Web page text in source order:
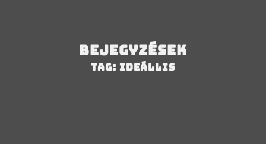
Bejegyzések
Tag: ideállis